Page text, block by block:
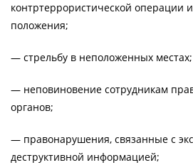
контртеррористической операции
положения;
— стрельбу в неположенных местах;
— неповиновение сотрудникам
органов;
— правонарушения, связанные с
деструктивной информацией;